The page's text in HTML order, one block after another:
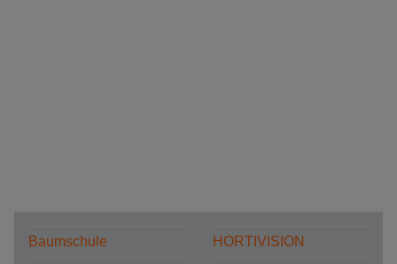
Baumschule HORTIVISION